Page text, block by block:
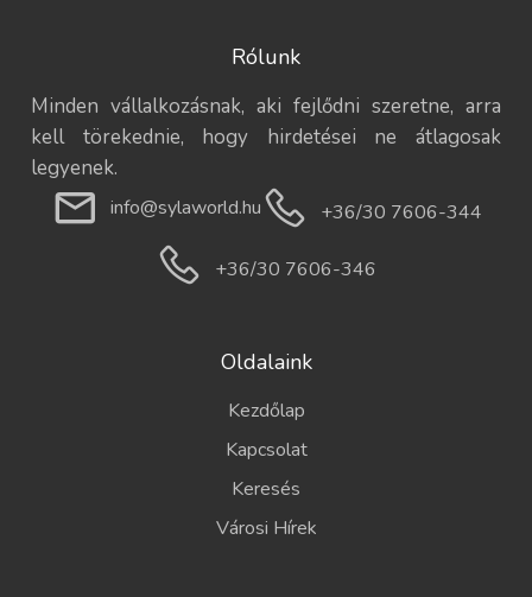
Rólunk
Minden vállalkozásnak, aki fejlődni szeretne, arra
kell törekednie, hogy hirdetései ne átlagosak
legyenek.
info@sylaworld.hu +36/30 7606-344
+36/30 7606-346
Oldalaink
Kezdőlap
Kapcsolat
Keresés
Városi Hírek